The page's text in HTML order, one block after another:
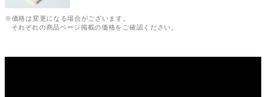
※価格は変更になる場合がございます。
それぞれの商品ページ掲載の価格をご確認ください。